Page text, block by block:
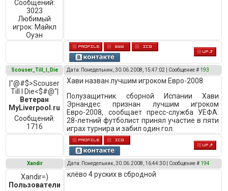
Сообщений:
3023
Любимый
игрок: Майкл
Оуэн
Scouser_Till_I_Die Дата: Понедельник, 30.06.2008, 15:47:02 | Сообщение # 193
|"@#$>Scouser
Till I Die<$#@"|
Ветеран
MyLiverpool.ru
Сообщений:
1716
Хави назван лучшим игроком Евро-2008
Полузащитник сборной Испании Хави
Эрнандес признан лучшим игроком
Евро-2008, сообщает пресс-служба УЕФА.
28-летний футболист принял участие в пяти
играх турнира и забил один гол.
Xandir Дата: Понедельник, 30.06.2008, 16:44:30 | Сообщение # 194
Xandir=)
Пользователи
клёво 4 руских в сбродной